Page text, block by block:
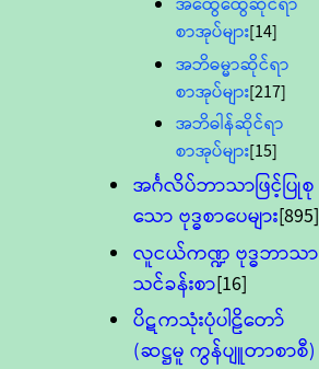
စာအုပ်များ[14]
အဘိဓမ္မာဆိုင်ရာ
စာအုပ်များ[217]
အဘိဓါန်ဆိုင်ရာ
စာအုပ်များ[15]
အင်္ဂလိပ်ဘာသာဖြင့်ပြုစု
သော ဗုဒ္ဓစာပေများ[895]
လူငယ်ကဏ္ဍ ဗုဒ္ဓဘာသာ
သင်ခန်းစာ[16]
ပိဋကသုံးပုံပါဠိတော်
(ဆဋ္ဌမူ ကွန်ပျူတာစာစီ)